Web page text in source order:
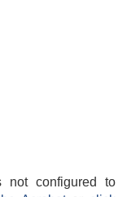
not configured to